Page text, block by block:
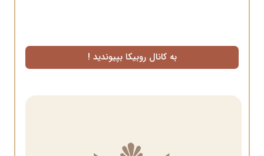
به کانال روبیکا بپیوندید !